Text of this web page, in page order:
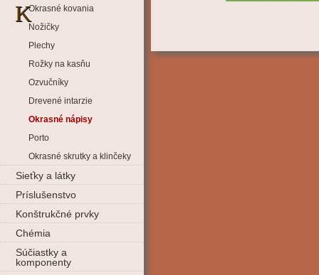
Okrasné kovania
Nožičky
Plechy
Rožky na kasňu
Ozvučníky
Drevené intarzie
Okrasné nápisy
Porto
Okrasné skrutky a klinčeky
Sieťky a látky
Príslušenstvo
Konštrukčné prvky
Chémia
Súčiastky a
komponenty
K